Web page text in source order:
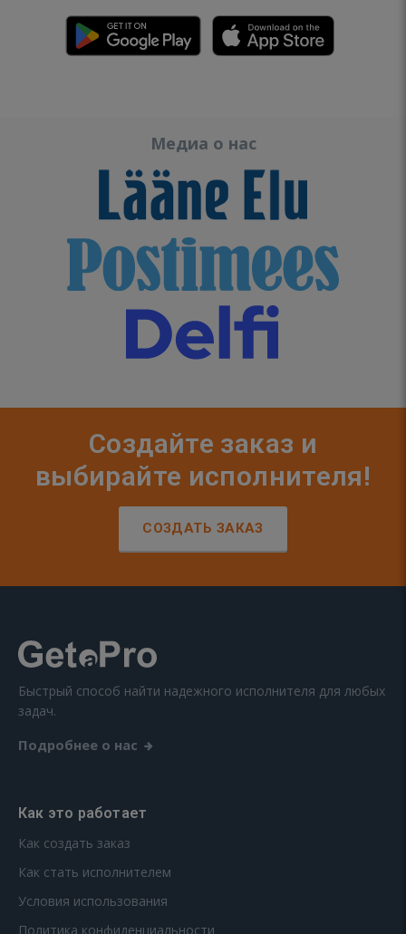
Медиа о нас
Создайте заказ и
выбирайте исполнителя!
СОЗДАТЬ ЗАКАЗ
Быстрый способ найти надежного исполнителя для любых
задач.
Подробнее о нас
Как это работает
Как создать заказ
Как стать исполнителем
Условия использования
Политика конфиденциальности